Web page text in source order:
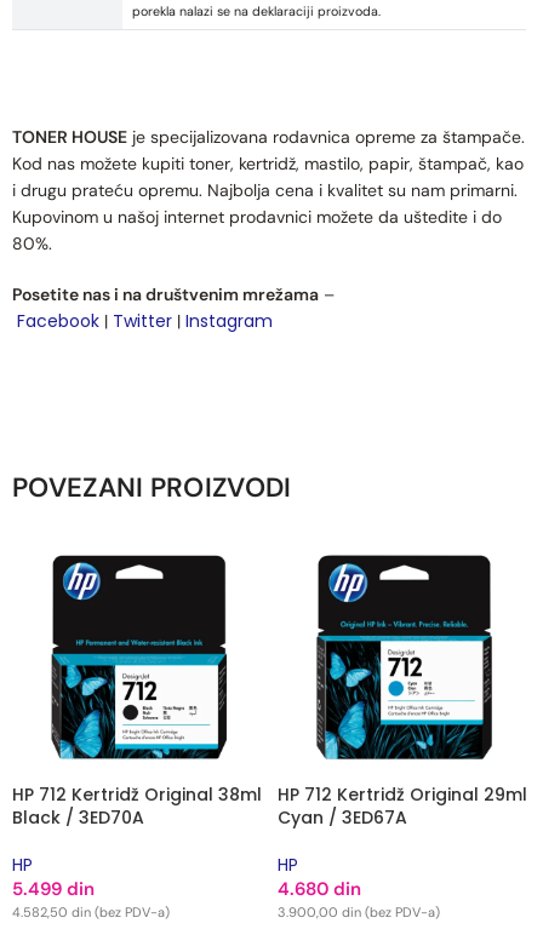
porekla nalazi se na deklaraciji proizvoda.
TONER HOUSE je specijalizovana rodavnica opreme za štampače.
Kod nas možete kupiti toner, kertridž, mastilo, papir, štampač, kao
i drugu prateću opremu. Najbolja cena i kvalitet su nam primarni.
Kupovinom u našoj internet prodavnici možete da uštedite i do
80%.
Posetite nas i na društvenim mrežama –
Facebook | Twitter | Instagram
POVEZANI PROIZVODI
HP 712 Kertridž Original 38ml
Black / 3ED70A
HP
5.499 din
4.582,50 din (bez PDV-a)
HP 712 Kertridž Original 29ml
Cyan / 3ED67A
HP
4.680 din
3.900,00 din (bez PDV-a)